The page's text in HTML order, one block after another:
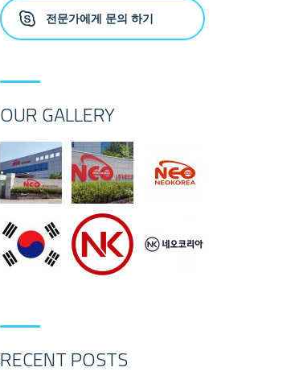
전문가에게 문의 하기
OUR GALLERY
RECENT POSTS